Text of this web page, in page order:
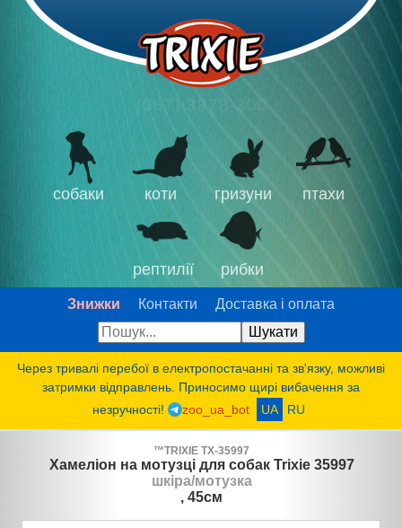
(067) 3878-300
собаки коти гризуни птахи
рептилії рибки
Знижки Контакти Доставка і оплата
Через тривалі перебої в електропостачанні та зв'язку, можливі
затримки відправлень. Приносимо щирі вибачення за
незручності!
zoo_ua_bot UA RU
™TRIXIE TX-35997
Хамеліон на мотузці для собак Trixie 35997
шкіра/мотузка
, 45см